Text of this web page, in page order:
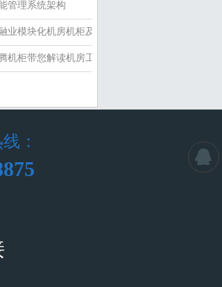
：

管理系统架构
业模块化机房机柜及封闭通道
机柜带您解读机房工程验收规范